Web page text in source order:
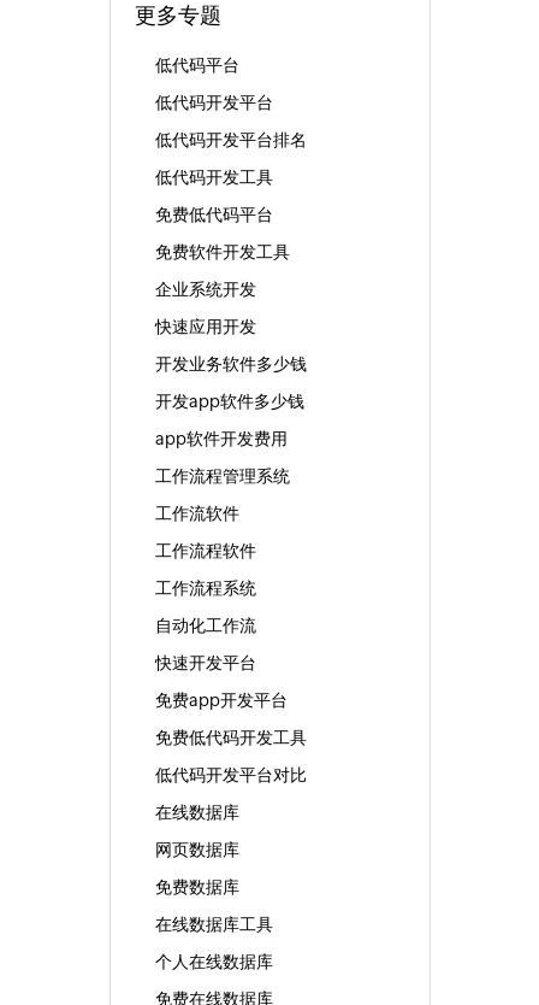
更多专题
低代码平台
低代码开发平台
低代码开发平台排名
低代码开发工具
免费低代码平台
免费软件开发工具
企业系统开发
快速应用开发
开发业务软件多少钱
开发app软件多少钱
app软件开发费用
工作流程管理系统
工作流软件
工作流程软件
工作流程系统
自动化工作流
快速开发平台
免费app开发平台
免费低代码开发工具
低代码开发平台对比
在线数据库
网页数据库
免费数据库
在线数据库工具
个人在线数据库
免费在线数据库